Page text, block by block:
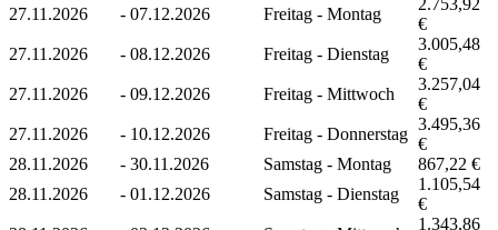
27.11.2026
- 07.12.2026 Freitag - Montag
2.753,92
€
27.11.2026
- 08.12.2026 Freitag - Dienstag
3.005,48
€
27.11.2026
- 09.12.2026 Freitag - Mittwoch
3.257,04
€
27.11.2026
- 10.12.2026 Freitag - Donnerstag
3.495,36
€
28.11.2026
- 30.11.2026 Samstag - Montag
867,22 €
28.11.2026
- 01.12.2026 Samstag - Dienstag
1.105,54
€
1.343,86